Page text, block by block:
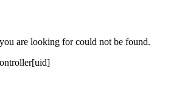
are looking for could not be found.